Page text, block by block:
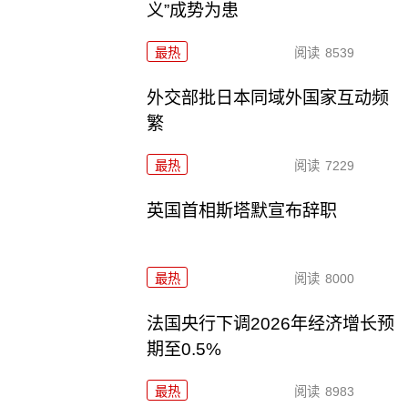
义”成势为患
最热 阅读 8539
外交部批日本同域外国家互动频
繁
最热 阅读 7229
英国首相斯塔默宣布辞职
最热 阅读 8000
法国央行下调2026年经济增长预
期至0.5%
最热 阅读 8983